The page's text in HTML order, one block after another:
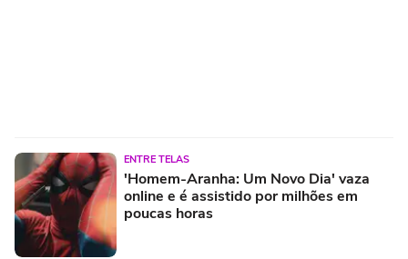
ENTRE TELAS
'Homem-Aranha: Um Novo Dia' vaza
online e é assistido por milhões em
poucas horas